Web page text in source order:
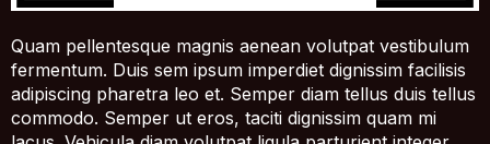
Quam pellentesque magnis aenean volutpat vestibulum
fermentum. Duis sem ipsum imperdiet dignissim facilisis
adipiscing pharetra leo et. Semper diam tellus duis tellus
commodo. Semper ut eros, taciti dignissim quam mi